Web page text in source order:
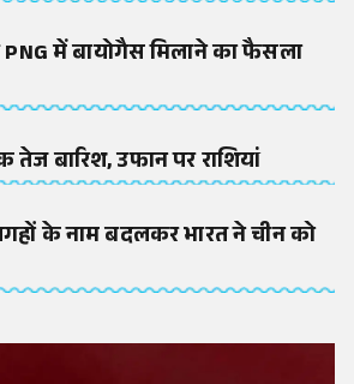
में बायोगैस मिलाने का फैसला
बारिश, उफान पर राशियां
के नाम बदलकर भारत ने चीन को